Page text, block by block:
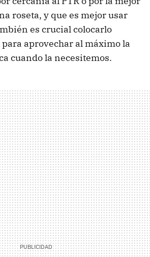
roseta, y que es mejor usar
es crucial colocarlo
aprovechar al máximo la
cuando la necesitemos.